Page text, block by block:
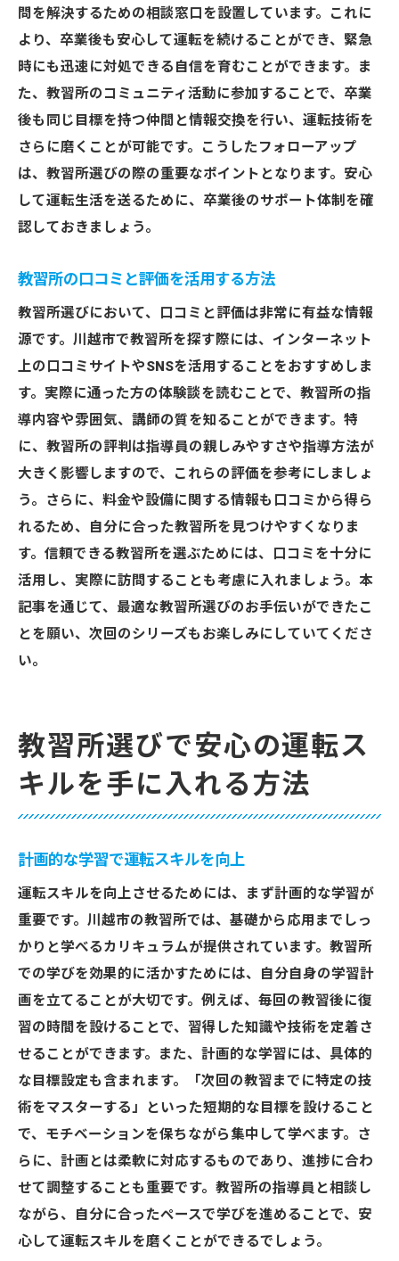
問を解決するための相談窓口を設置しています。これに
より、卒業後も安心して運転を続けることができ、緊急
時にも迅速に対処できる自信を育むことができます。ま
た、教習所のコミュニティ活動に参加することで、卒業
後も同じ目標を持つ仲間と情報交換を行い、運転技術を
さらに磨くことが可能です。こうしたフォローアップ
は、教習所選びの際の重要なポイントとなります。安心
して運転生活を送るために、卒業後のサポート体制を確
認しておきましょう。
教習所の口コミと評価を活用する方法
教習所選びにおいて、口コミと評価は非常に有益な情報
源です。川越市で教習所を探す際には、インターネット
上の口コミサイトやSNSを活用することをおすすめしま
す。実際に通った方の体験談を読むことで、教習所の指
導内容や雰囲気、講師の質を知ることができます。特
に、教習所の評判は指導員の親しみやすさや指導方法が
大きく影響しますので、これらの評価を参考にしましょ
う。さらに、料金や設備に関する情報も口コミから得ら
れるため、自分に合った教習所を見つけやすくなりま
す。信頼できる教習所を選ぶためには、口コミを十分に
活用し、実際に訪問することも考慮に入れましょう。本
記事を通じて、最適な教習所選びのお手伝いができたこ
とを願い、次回のシリーズもお楽しみにしていてくださ
い。
教習所選びで安心の運転ス
キルを手に入れる方法
計画的な学習で運転スキルを向上
運転スキルを向上させるためには、まず計画的な学習が
重要です。川越市の教習所では、基礎から応用までしっ
かりと学べるカリキュラムが提供されています。教習所
での学びを効果的に活かすためには、自分自身の学習計
画を立てることが大切です。例えば、毎回の教習後に復
習の時間を設けることで、習得した知識や技術を定着さ
せることができます。また、計画的な学習には、具体的
な目標設定も含まれます。「次回の教習までに特定の技
術をマスターする」といった短期的な目標を設けること
で、モチベーションを保ちながら集中して学べます。さ
らに、計画とは柔軟に対応するものであり、進捗に合わ
せて調整することも重要です。教習所の指導員と相談し
ながら、自分に合ったペースで学びを進めることで、安
心して運転スキルを磨くことができるでしょう。